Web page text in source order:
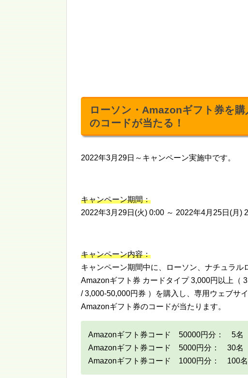
ローソン・Amazonギフト券を
のコードが当たる！
2022年3月29日～キャンペーン実施中です。
キャンペーン期間：
2022年3月29日(火) 0:00 ～ 2022年4月25日(月)
キャンペーン内容：
キャンペーン期間中に、ローソン、ナチュラ
Amazonギフト券 カードタイプ 3,000円以上（
/ 3,000-50,000円券 ）を購入し、専用ウェブサ
Amazonギフト券のコードが当たります。
Amazonギフト券コード 50000円分： 5名
Amazonギフト券コード 5000円分： 30名
Amazonギフト券コード 1000円分： 100名